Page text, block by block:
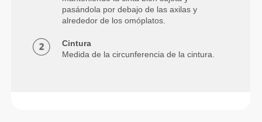
pasándola por debajo de las axilas y
alrededor de los omóplatos.
Cintura
Medida de la circunferencia de la cintura.